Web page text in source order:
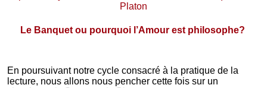
Platon
Le Banquet ou pourquoi l’Amour est philosophe?
En poursuivant notre cycle consacré à la pratique de la
lecture, nous allons nous pencher cette fois sur un